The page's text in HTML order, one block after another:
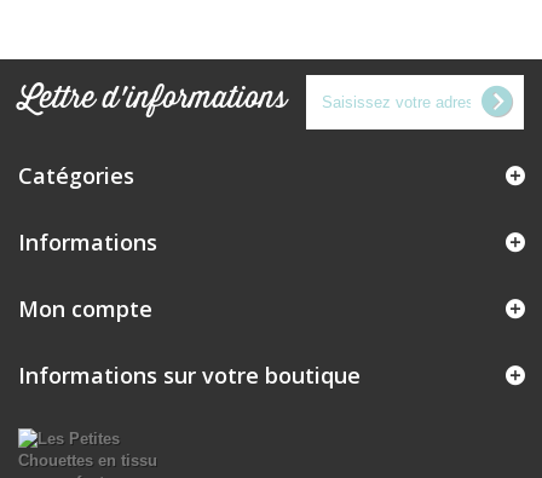
Lettre d'informations
Catégories
Informations
Mon compte
Informations sur votre boutique